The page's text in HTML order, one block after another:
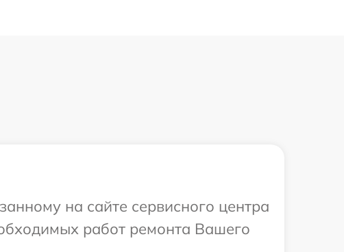
на сайте сервисного центра
работ ремонта Вашего